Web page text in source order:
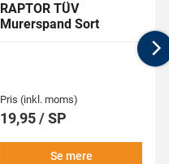
RAPTOR TÜV
Murerspand Sort
Pris (inkl. moms)
19,95 / SP
Se mere